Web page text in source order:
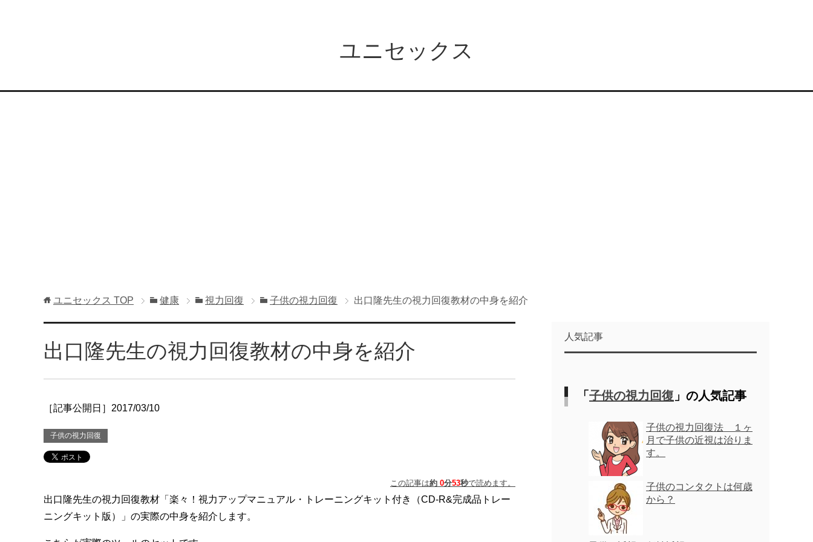
ユニセックス
ユニセックス TOP 健康 視力回復 子供の視力回復 出口隆先生の視力回復教材の中身を紹介
出口隆先生の視力回復教材の中身を紹介
［記事公開日］2017/03/10
子供の視力回復
この記事は約 0分53秒で読めます。
出口隆先生の視力回復教材「楽々！視力アップマニュアル・トレーニングキット付き（CD-R&完成品トレー
ニングキット版）」の実際の中身を紹介します。
人気記事
「 子供の視力回復 」の人気記事
子供の視力回復法 １ヶ
月で子供の近視は治りま
す。
子供のコンタクトは何歳
から？